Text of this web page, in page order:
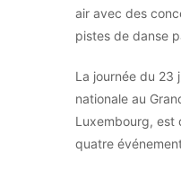
air avec des
pistes de danse
La journée du 23
nationale au
Luxembourg, est
quatre